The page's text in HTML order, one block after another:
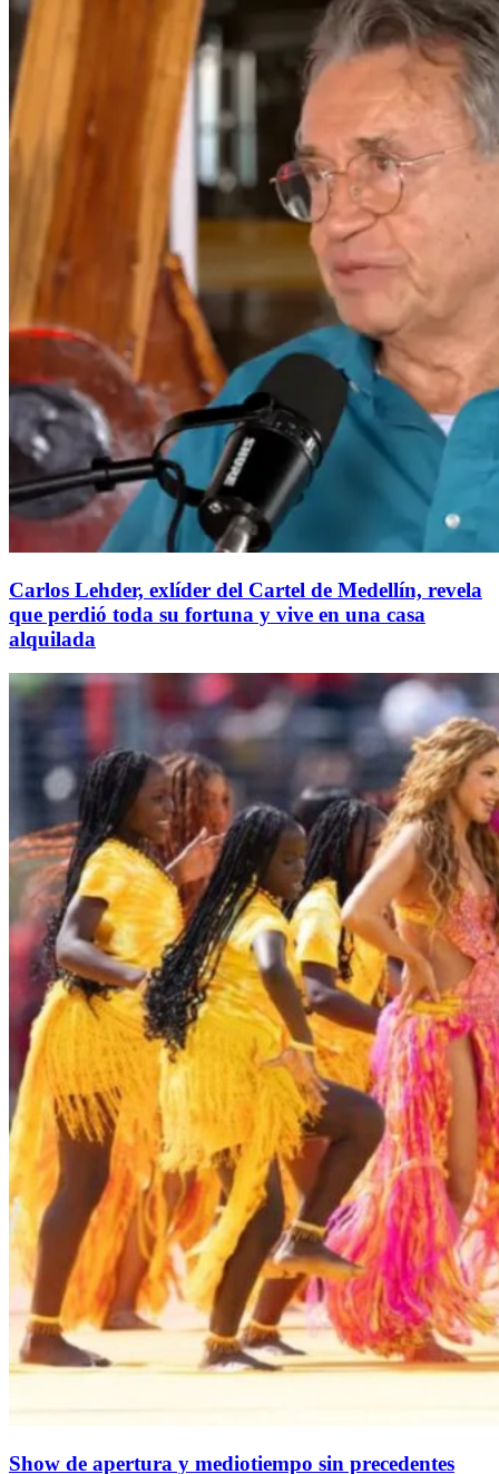
Carlos Lehder, exlíder del Cartel de Medellín, revela
que perdió toda su fortuna y vive en una casa
alquilada
Show de apertura y mediotiempo sin precedentes